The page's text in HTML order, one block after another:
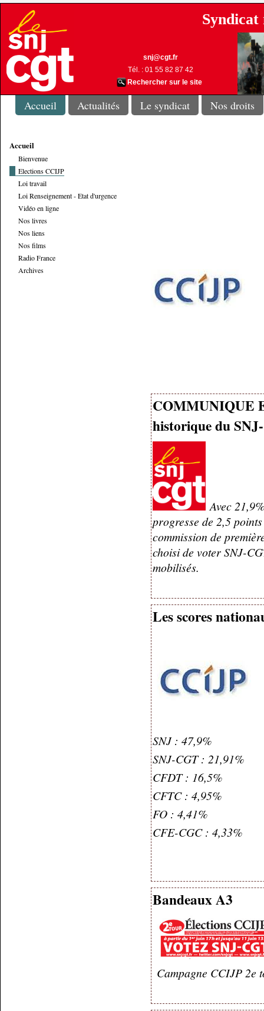
snj@cgt.fr
Tél. : 01 55 82 87 42
Rechercher sur le site
Accueil Actualités Le syndicat Nos droits
Accueil
Bienvenue
Elections CCIJP
Loi travail
Loi Renseignement - Etat d'urgence
Vidéo en ligne
Nos livres
Nos liens
Nos films
Radio France
Archives
COMMUNIQUE
historique du
Avec
progresse de 2,5
commission de
choisi de voter SNJ-
mobilisés.
Les scores
SNJ : 47,9%
SNJ-CGT : 21,91%
CFDT : 16,5%
CFTC : 4,95%
FO : 4,41%
CFE-CGC : 4,33%
Bandeaux A3
Campagne CCIJP 2e